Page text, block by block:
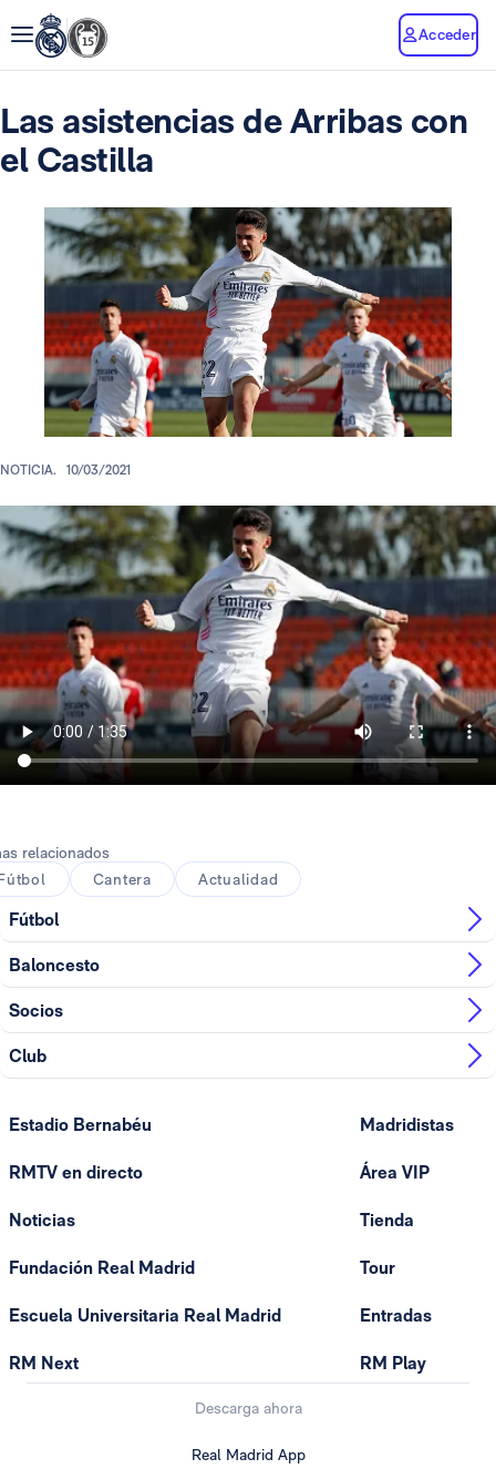
Acceder
Las asistencias de Arribas con
el Castilla
NOTICIA. 10/03/2021
relacionados
Cantera Actualidad
Fútbol
Baloncesto
Socios
Club
Estadio Bernabéu
RMTV en directo
Noticias
Fundación Real Madrid
Escuela Universitaria Real Madrid
RM Next
Madridistas
Área VIP
Tienda
Tour
Entradas
RM Play
Descarga ahora
Real Madrid App